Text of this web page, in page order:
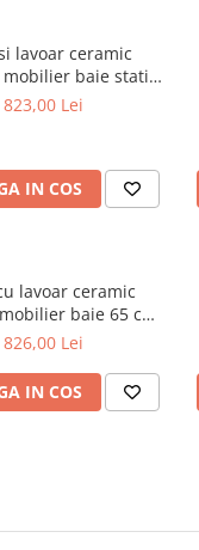
lavoar ceramic
mobilier baie stativ
MDF, 2 usi, 2
823,00 Lei
IN COS
lavoar ceramic
baie 65 cm,
1 sertar, 1 usa,
cromate, alb
826,00 Lei
IN COS